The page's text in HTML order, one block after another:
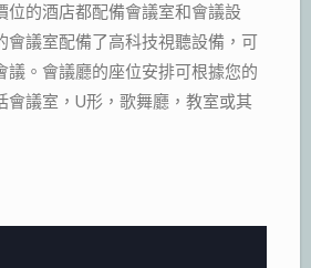
位的酒店都配備會議室和會議設
會議室配備了高科技視聽設備，可
議。會議廳的座位安排可根據您的
會議室，U形，歌舞廳，教室或其